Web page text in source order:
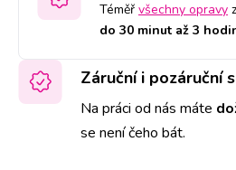
Téměř všechny opravy
do 30 minut až 3
Záruční i pozáruční
Na práci od nás máte
se není čeho bát.